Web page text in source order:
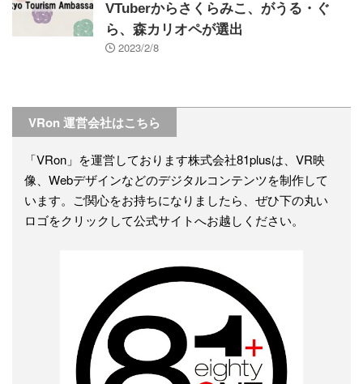
VTuberからさくらみこ、がうる・ぐ
ら、森カリオペが選出
2023/2/8
VRon 運営会社はこちら
「VRon」を運営しております株式会社81plusは、VR映
像、Webデザインなどのデジタルコンテンツを制作して
います。ご関心をお持ちになりましたら、ぜひ下の丸い
ロゴをクリックして公式サイトへお越しください。